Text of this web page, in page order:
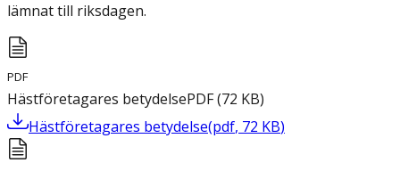
lämnat till riksdagen.
PDF
Hästföretagares betydelsePDF(72 KB)
Hästföretagares betydelse(pdf, 72 KB)